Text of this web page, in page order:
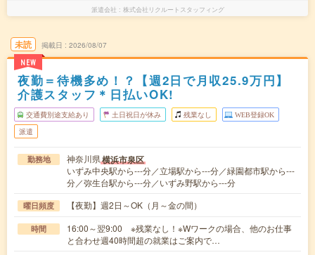
派遣会社 株式会社リクルートスタッフィング
未読
NEW
掲載日 2026/08/07
夜勤＝待機多め！？【週2日で月収25.9万円】
介護スタッフ＊日払いOK!
交通費別途支給あり 土日祝日が休み 残業なし WEB登録OK
派遣
勤務地 神奈川県横浜市泉区
いずみ中央駅から---分／立場駅から---分／緑園都市駅から---
分／弥生台駅から---分／いずみ野駅から---分
曜日頻度 【夜勤】週2日～OK（月～金の間）
時間
16:00～翌9:00 ※残業なし！※Wワークの場合、他のお仕事
と合わせ週40時間超の就業はご案内で…